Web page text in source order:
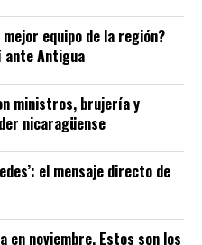
equipo de la región?
ante Antigua
ministros, brujería y
nicaragüense
el mensaje directo de
en noviembre. Estos son los